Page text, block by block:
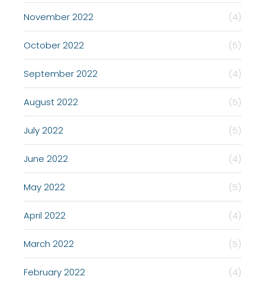
November 2022 (4)
October 2022 (5)
September 2022 (4)
August 2022 (5)
July 2022 (5)
June 2022 (4)
May 2022 (5)
April 2022 (4)
March 2022 (5)
February 2022 (4)